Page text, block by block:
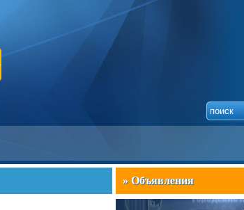
» Объявления